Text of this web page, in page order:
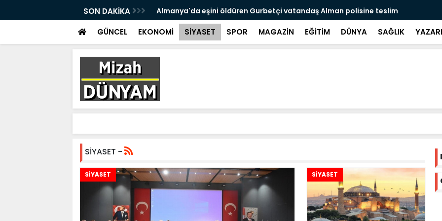
SON DAKİKA
sert ABD açıklaması
Almanya'da eşini öldüren Gurbetçi vatandaş Alman polisine teslim
oldu
GÜNCEL EKONOMİ SİYASET SPOR MAGAZİN EĞİTİM DÜNYA SAĞLIK
SİYASET -
SİYASET SİYASET